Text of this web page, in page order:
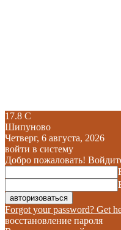
17.8 C
Шипуново
Четверг, 6 августа, 2026
войти в систему
Добро пожаловать!
Forgot your password? Get
восстановление пароля